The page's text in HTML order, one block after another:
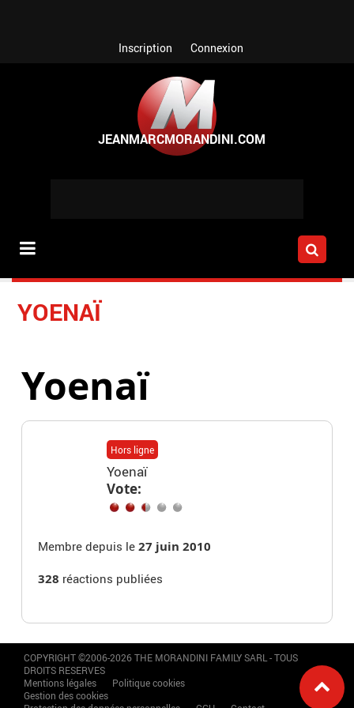
Inscription Connexion
YOENAÏ
Yoenaï
Hors ligne
Yoenaï
Vote:
Membre depuis le27 juin 2010
328 réactions publiées
COPYRIGHT ©2006-2026 THE MORANDINI FAMILY SARL - TOUS
DROITS RESERVES
Mentions légales
Politique cookies
Gestion des cookies